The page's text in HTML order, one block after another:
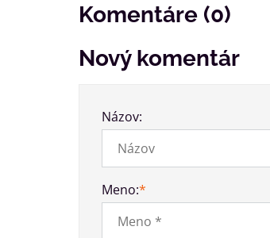
Komentáre (0)
Nový komentár
Názov:
Meno:*